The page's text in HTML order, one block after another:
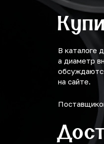
В каталоге
а диаметр
на сайте.